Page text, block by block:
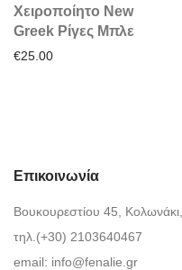
Χειροποίητο New
Greek Ρίγες Μπλε
€25.00
Επικοινωνία
Βουκουρεστίου 45,
τηλ.(+30) 2103640467
email: info@fenalie.gr